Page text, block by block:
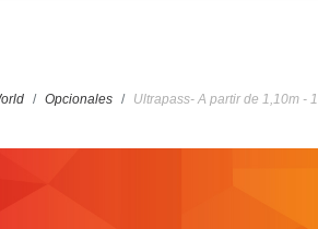
Opcionales Ultrapass- A partir de 1,10m -